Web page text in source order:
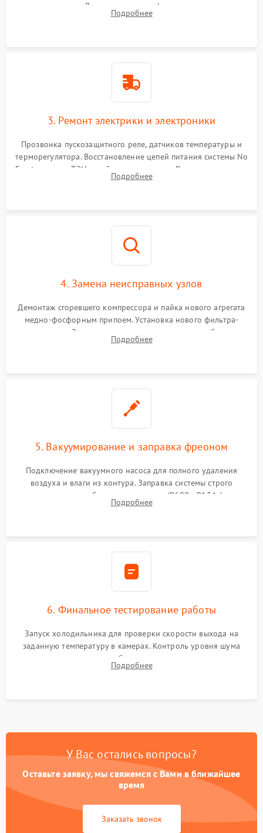
течеискателем. Демонтаж старого фильтра-осушителя и
продувка капиллярной трубки для устранения засоров.
Подробнее
3. Ремонт электрики и электроники
Прозвонка пускозащитного реле, датчиков температуры и
терморегулятора. Восстановление цепей питания системы No
Frost, включая ТЭН оттайки и вентилятор. Ремонт или замена
платы управления при сбоях алгоритмов.
Подробнее
4. Замена неисправных узлов
Демонтаж сгоревшего компрессора и пайка нового агрегата
медно-фосфорным припоем. Установка нового фильтра-
осушителя. Замена изношенных вентиляторов обдува,
сломанных заслонок или поврежденных дверных петель.
Подробнее
5. Вакуумирование и заправка фреоном
Подключение вакуумного насоса для полного удаления
воздуха и влаги из контура. Заправка системы строго
дозированным объемом хладагента (R600a, R134a) по
электронным весам. Контроль рабочего давления в системе.
Подробнее
6. Финальное тестирование работы
Запуск холодильника для проверки скорости выхода на
заданную температуру в камерах. Контроль уровня шума
компрессора, отсутствия обмерзания стенок и корректного
срабатывания системы автоматической оттайки.
Подробнее
У Вас остались вопросы?
Оставьте заявку, мы свяжемся с Вами в ближайшее
время
Заказать звонок